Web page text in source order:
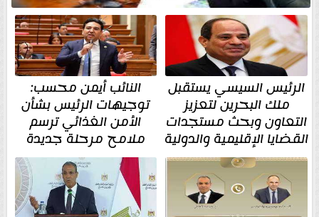
الرئيس السيسي يستقبل
ملك البحرين لتعزيز
التعاون وبحث مستجدات
القضايا الإقليمية والدولية
النائب أيمن محسب:
توجيهات الرئيس بشأن
الأمن الغذائي ترسم
ملامح مرحلة جديدة